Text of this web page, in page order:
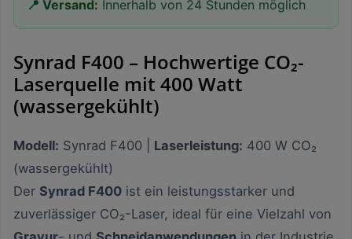
📍 Versand: Innerhalb von 24 Stunden möglich
Synrad F400 – Hochwertige CO₂-
Laserquelle mit 400 Watt
(wassergekühlt)
Modell: Synrad F400 | Laserleistung: 400 W CO₂
(wassergekühlt)
Der Synrad F400 ist ein leistungsstarker und
zuverlässiger CO₂-Laser, ideal für eine Vielzahl von